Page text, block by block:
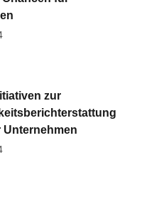
zur